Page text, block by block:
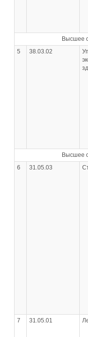
Высшее
5
38.03.02
Высшее
6
31.05.03
7
31.05.01